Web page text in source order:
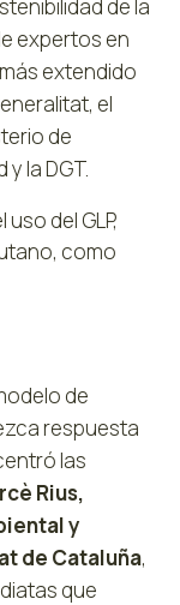
de la
expertos en
extendido
el
de
la DGT.
del GLP,
como
de
respuesta
las
Rius,
y
de Cataluña,
que